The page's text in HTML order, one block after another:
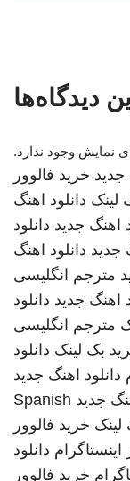
دیدگاه‌ها
نمایش وجود ندارد.
جدید خرید فالوور
لینک دانلود اهنگ
اهنگ جدید دانلود
جدید دانلود اهنگ
مترجم انگلیسی
اهنگ جدید دانلود
مترجم انگلیسی
بک لینک دانلود
دانلود اهنگ جدید
جدید Spanish
لینک خرید فالوور
اینستاگرام دانلود
خرید فالوور